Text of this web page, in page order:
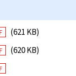
(621 KB)
(620 KB)